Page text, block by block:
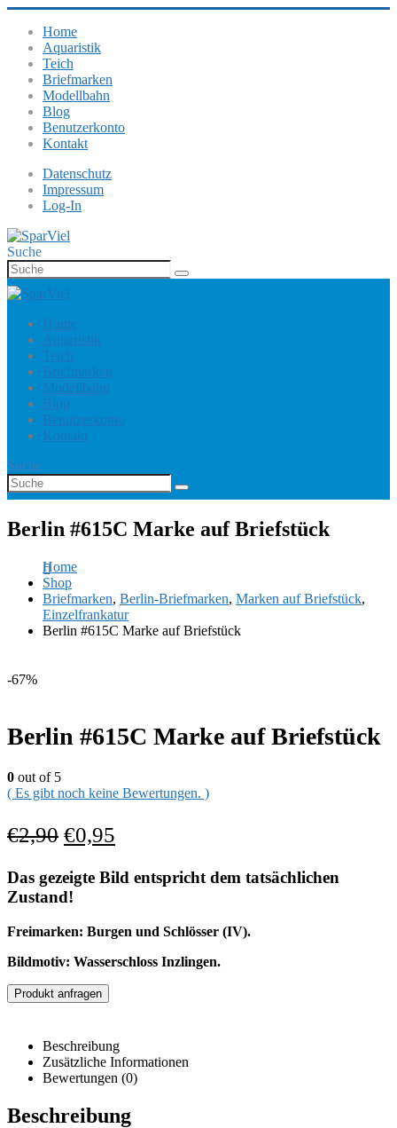
Home
Aquaristik
Teich
Briefmarken
Modellbahn
Blog
Benutzerkonto
Kontakt
Datenschutz
Impressum
Log-In
Suche
Home
Aquaristik
Teich
Briefmarken
Modellbahn
Blog
Benutzerkonto
Kontakt
Suche
Berlin #615C Marke auf Briefstück
Home
Shop
Briefmarken, Berlin-Briefmarken, Marken auf Briefstück,
Einzelfrankatur
Berlin #615C Marke auf Briefstück
-67%
Berlin #615C Marke auf Briefstück
0 out of 5
( Es gibt noch keine Bewertungen. )
€2,90 €0,95
Das gezeigte Bild entspricht dem tatsächlichen
Zustand!
Freimarken: Burgen und Schlösser (IV).
Bildmotiv: Wasserschloss Inzlingen.
Produkt anfragen
Beschreibung
Zusätzliche Informationen
Bewertungen (0)
Beschreibung